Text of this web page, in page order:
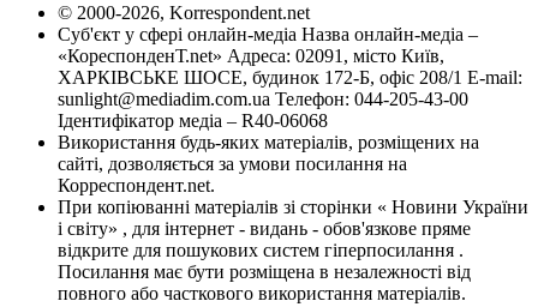
© 2000-2026, Korrespondent.net
Суб'єкт у сфері онлайн-медіа Назва онлайн-медіа –
«КореспонденТ.net» Адреса: 02091, місто Київ,
ХАРКІВСЬКЕ ШОСЕ, будинок 172-Б, офіс 208/1 E-mail:
sunlight@mediadim.com.ua Телефон: 044-205-43-00
Ідентифікатор медіа – R40-06068
Використання будь-яких матеріалів, розміщених на
сайті, дозволяється за умови посилання на
Корреспондент.net.
При копіюванні матеріалів зі сторінки « Новини України
і світу» , для інтернет - видань - обов'язкове пряме
відкрите для пошукових систем гіперпосилання .
Посилання має бути розміщена в незалежності від
повного або часткового використання матеріалів.